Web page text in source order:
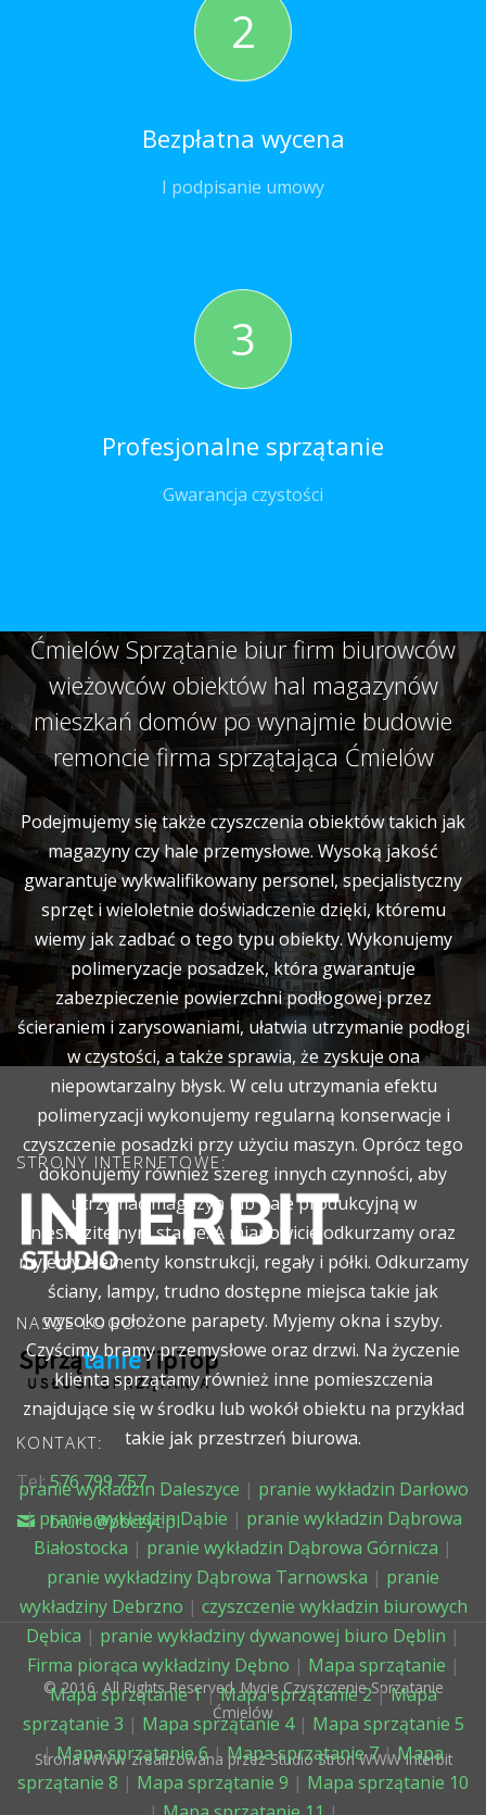
2
Bezpłatna wycena
I podpisanie umowy
3
Profesjonalne sprzątanie
Gwarancja czystości
Ćmielów Sprzątanie biur firm biurowców
wieżowców obiektów hal magazynów
mieszkań domów po wynajmie budowie
remoncie firma sprzątająca Ćmielów
Podejmujemy się także czyszczenia obiektów takich jak
magazyny czy hale przemysłowe. Wysoką jakość
gwarantuje wykwalifikowany personel, specjalistyczny
sprzęt i wieloletnie doświadczenie dzięki, któremu
wiemy jak zadbać o tego typu obiekty. Wykonujemy
polimeryzacje posadzek, która gwarantuje
zabezpieczenie powierzchni podłogowej przez
ścieraniem i zarysowaniami, ułatwia utrzymanie podłogi
w czystości, a także sprawia, że zyskuje ona
niepowtarzalny błysk. W celu utrzymania efektu
polimeryzacji wykonujemy regularną konserwacje i
czyszczenie posadzki przy użyciu maszyn. Oprócz tego
dokonujemy również szereg innych czynności, aby
utrzymać magazyn lub hale produkcyjną w
nieskazitelnym stanie. A mianowicie odkurzamy oraz
myjemy elementy konstrukcji, regały i półki. Odkurzamy
ściany, lampy, trudno dostępne miejsca takie jak
wysoko położone parapety. Myjemy okna i szyby.
Czyścimy bramy przemysłowe oraz drzwi. Na życzenie
klienta sprzątamy również inne pomieszczenia
znajdujące się w środku lub wokół obiektu na przykład
takie jak przestrzeń biurowa.
pranie wykładzin Daleszyce | pranie wykładzin Darłowo
| pranie wykładzin Dąbie | pranie wykładzin Dąbrowa
Białostocka | pranie wykładzin Dąbrowa Górnicza |
pranie wykładziny Dąbrowa Tarnowska | pranie
wykładziny Debrzno | czyszczenie wykładzin biurowych
Dębica | pranie wykładziny dywanowej biuro Dęblin |
Firma piorąca wykładziny Dębno | Mapa sprzątanie |
Mapa sprzątanie 1|Mapa sprzątanie 2|Mapa
sprzątanie 3 | Mapa sprzątanie 4| Mapa sprzątanie 5
|Mapa sprzątanie 6| Mapa sprzątanie 7|Mapa
sprzątanie 8 | Mapa sprzątanie 9 | Mapa sprzątanie 10
STRONY INTERNETOWE:
NASZE LOGO:
KONTAKT:
Tel:576 799 757
biuro@pbczyt.pl
© 2016. All Rights Reserved. Mycie Czyszczenie Sprzątanie
Ćmielów
Strona WWW zrealizowana przez Studio Stron WWW Interbit